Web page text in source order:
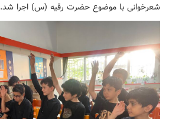
شعرخوانی با موضوع حضرت رقیه (س) اجرا شد.